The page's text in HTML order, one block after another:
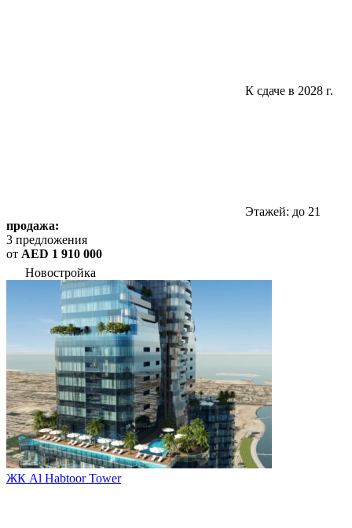
К сдаче в 2028 г.
Этажей: до 21
продажа:
3 предложения
от AED 1 910 000
Новостройка
ЖК Al Habtoor Tower